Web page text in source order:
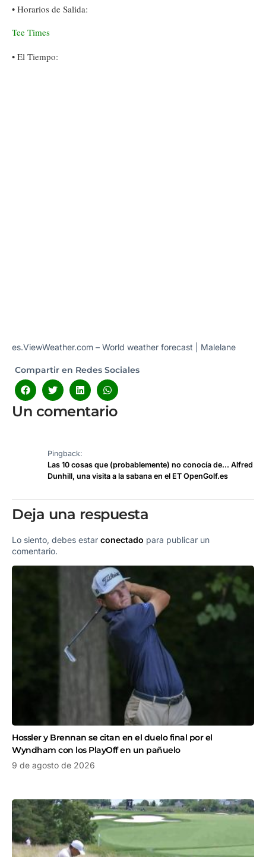
• Horarios de Salida:
Tee Times
• El Tiempo:
es.ViewWeather.com – World weather forecast Malelane
Compartir en Redes Sociales
Un comentario
Pingback:
Las 10 cosas que (probablemente) no conocía de… Alfred
Dunhill, una visita a la sabana en el ET OpenGolf.es
Deja una respuesta
Lo siento, debes estar conectado para publicar un
comentario.
Hossler y Brennan se citan en el duelo final por el
Wyndham con los PlayOff en un pañuelo
9 de agosto de 2026